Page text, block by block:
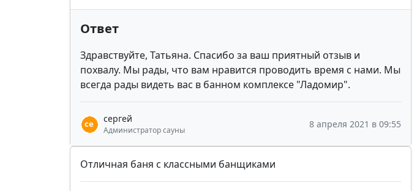
Ответ
Здравствуйте, Татьяна. Спасибо за ваш приятный отзыв и
похвалу. Мы рады, что вам нравится проводить время с нами. Мы
всегда рады видеть вас в банном комплексе "Ладомир".
сергей
Администратор сауны
8 апреля 2021 в 09:55
Отличная баня с классными банщиками